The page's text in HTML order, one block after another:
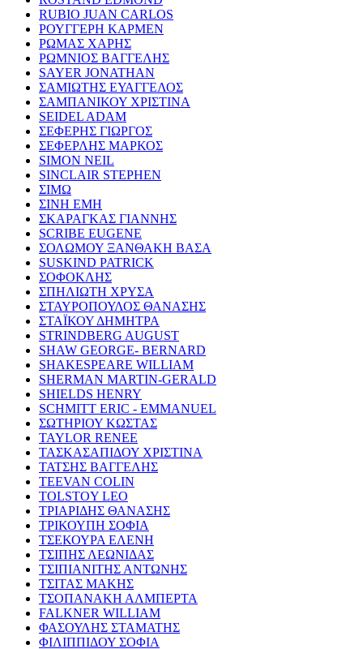
RUBIO JUAN CARLOS
ΡΟΥΓΓΕΡΗ ΚΑΡΜΕΝ
ΡΩΜΑΣ ΧΑΡΗΣ
ΡΩΜΝΙΟΣ ΒΑΓΓΕΛΗΣ
SAYER JONATHAN
ΣΑΜΙΩΤΗΣ ΕΥΑΓΓΕΛΟΣ
ΣΑΜΠΑΝΙΚΟΥ ΧΡΙΣΤΙΝΑ
SEIDEL ADAM
ΣΕΦΕΡΗΣ ΓΙΩΡΓΟΣ
ΣΕΦΕΡΛΗΣ ΜΑΡΚΟΣ
SIMON NEIL
SINCLAIR STEPHEN
ΣΙΜΩ
ΣΙΝΗ ΕΜΗ
ΣΚΑΡΑΓΚΑΣ ΓΙΑΝΝΗΣ
SCRIBE EUGENE
ΣΟΛΩΜΟΥ ΞΑΝΘΑΚΗ ΒΑΣΑ
SUSKIND PATRICK
ΣΟΦΟΚΛΗΣ
ΣΠΗΛΙΩΤΗ ΧΡΥΣΑ
ΣΤΑΥΡΟΠΟΥΛΟΣ ΘΑΝΑΣΗΣ
ΣΤΑΪΚΟΥ ΔΗΜΗΤΡΑ
STRINDBERG AUGUST
SHAW GEORGE- BERNARD
SHAKESPEARE WILLIAM
SHERMAN MARTIN-GERALD
SHIELDS HENRY
SCHMITT ERIC - EMMANUEL
ΣΩΤΗΡΙΟΥ ΚΩΣΤΑΣ
TAYLOR RENEE
ΤΑΣΚΑΣΑΠΙΔΟΥ ΧΡΙΣΤΙΝΑ
ΤΑΤΣΗΣ ΒΑΓΓΕΛΗΣ
TEEVAN COLIN
TOLSTOY LEO
ΤΡΙΑΡΙΔΗΣ ΘΑΝΑΣΗΣ
ΤΡΙΚΟΥΠΗ ΣΟΦΙΑ
ΤΣΕΚΟΥΡΑ ΕΛΕΝΗ
ΤΣΙΠΗΣ ΛΕΩΝΙΔΑΣ
ΤΣΙΠΙΑΝΙΤΗΣ ΑΝΤΩΝΗΣ
ΤΣΙΤΑΣ ΜΑΚΗΣ
ΤΣΟΠΑΝΑΚΗ ΑΛΜΠΕΡΤΑ
FALKNER WILLIAM
ΦΑΣΟΥΛΗΣ ΣΤΑΜΑΤΗΣ
ΦΙΛΙΠΠΙΔΟΥ ΣΟΦΙΑ